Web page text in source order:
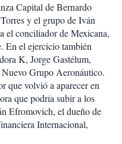
Capital de Bernardo
y el grupo de Iván
el conciliador de Mexicana,
En el ejercicio también
K, Jorge Gastélum,
Nuevo Grupo Aeronáutico.
que volvió a aparecer en
que podría subir a los
Efromovich, el dueño de
Internacional,